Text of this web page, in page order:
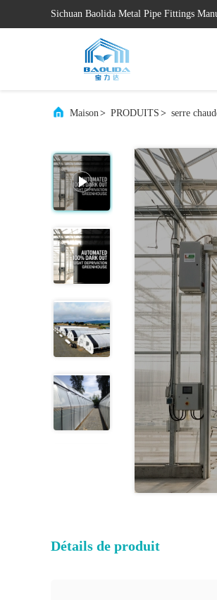
Sichuan Baolida Metal Pipe Fittings
Maison> PRODUITS > serre
Détails de produit